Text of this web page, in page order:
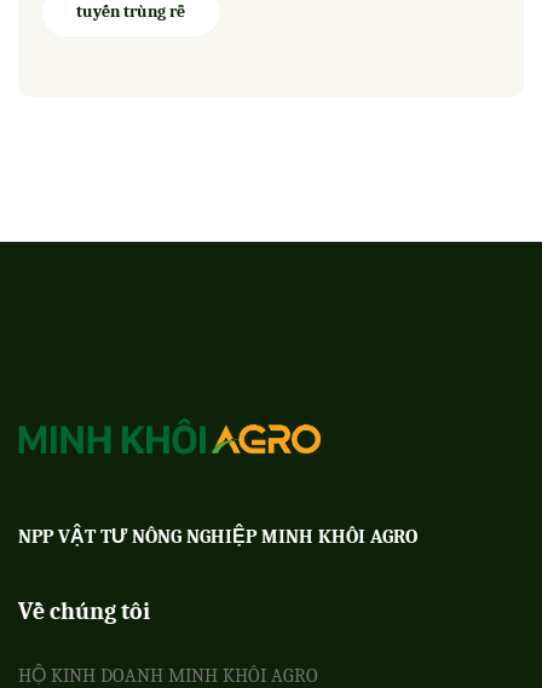
tuyến trùng rễ
NPP VẬT TƯ NÔNG NGHIỆP MINH KHÔI AGRO
Về chúng tôi
HỘ KINH DOANH MINH KHÔI AGRO